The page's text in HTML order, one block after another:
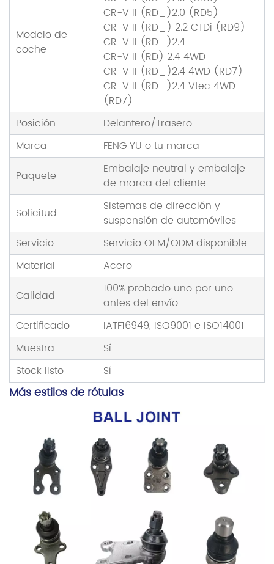
Modelo de
coche
CR-V II (RD_)2.0 (RD5)
CR-V II (RD_) 2.2 CTDi (RD9)
CR-V II (RD_)2.4
CR-V II (RD) 2.4 4WD
CR-V II (RD_)2.4 4WD (RD7)
CR-V II (RD_)2.4 Vtec 4WD
(RD7)
Posición
Delantero/Trasero
Marca
FENG YU o tu marca
Paquete
Embalaje neutral y embalaje
de marca del cliente
Solicitud
Sistemas de dirección y
suspensión de automóviles
Servicio
Servicio OEM/ODM disponible
Material
Acero
Calidad
100% probado uno por uno
antes del envío
Certificado
IATF16949, ISO9001 e ISO14001
Muestra
Sí
Stock listo
Sí
Más estilos de rótulas